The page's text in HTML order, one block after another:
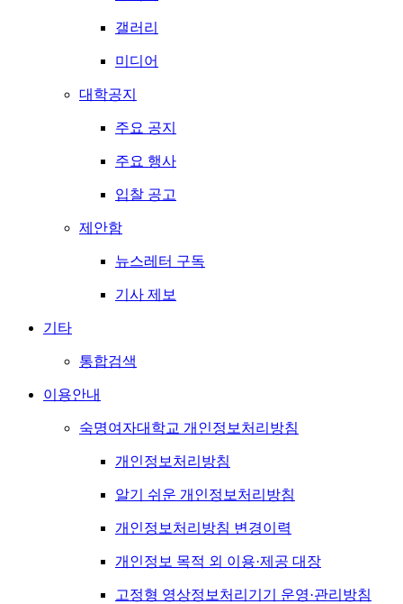
갤러리
미디어
대학공지
주요 공지
주요 행사
입찰 공고
제안함
뉴스레터 구독
기사 제보
기타
통합검색
이용안내
숙명여자대학교 개인정보처리방침
개인정보처리방침
알기 쉬운 개인정보처리방침
개인정보처리방침 변경이력
개인정보 목적 외 이용·제공 대장
고정형 영상정보처리기기 운영·관리방침